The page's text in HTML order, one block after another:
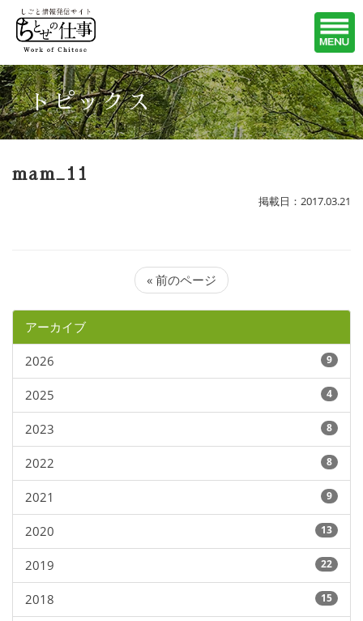
トピックス
mam_11
掲載日：2017.03.21
« 前のページ
アーカイブ
2026 9
2025 4
2023 8
2022 8
2021 9
2020 13
2019 22
2018 15